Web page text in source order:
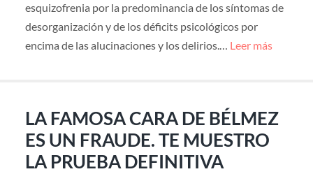
esquizofrenia por la predominancia de los síntomas de
desorganización y de los déficits psicológicos por
encima de las alucinaciones y los delirios.… Leer más
LA FAMOSA CARA DE BÉLMEZ
ES UN FRAUDE. TE MUESTRO
LA PRUEBA DEFINITIVA